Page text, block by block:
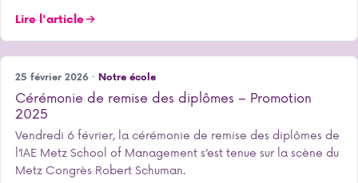
Lire l'article
25 février 2026 · Notre école
Cérémonie de remise des diplômes – Promotion
2025
Vendredi 6 février, la cérémonie de remise des diplômes de
l’IAE Metz School of Management s’est tenue sur la scène du
Metz Congrès Robert Schuman.